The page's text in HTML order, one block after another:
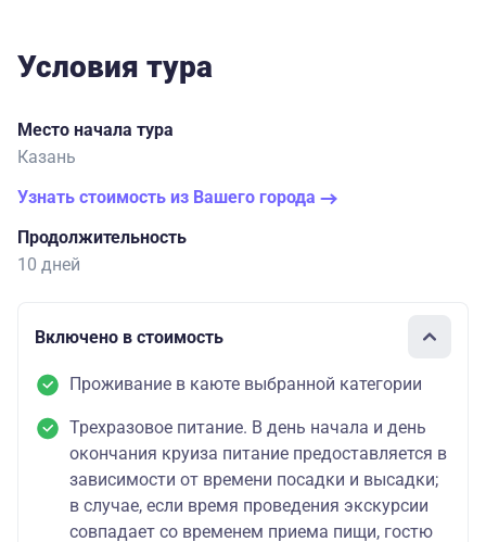
Условия тура
Место начала тура
Казань
Узнать стоимость из Вашего города
Продолжительность
10 дней
Включено в стоимость
Проживание в каюте выбранной категории
Трехразовое питание. В день начала и день
окончания круиза питание предоставляется в
зависимости от времени посадки и высадки;
в случае, если время проведения экскурсии
совпадает со временем приема пищи, гостю